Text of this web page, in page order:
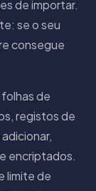
de importar.
se o seu
consegue
de
registos de
encriptados.
limite de